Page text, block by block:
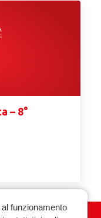
– 8°
funzionamento